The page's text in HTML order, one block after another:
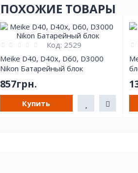
ПОХОЖИЕ ТОВАРЫ
Код: 2529
Meike D40, D40x, D60, D3000
Nikon Батарейный блок
857грн.
Купить